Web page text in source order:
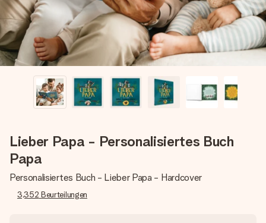
Lieber Papa - Personalisiertes Buch
Papa
Personalisiertes Buch - Lieber Papa - Hardcover
3,352 Beurteilungen